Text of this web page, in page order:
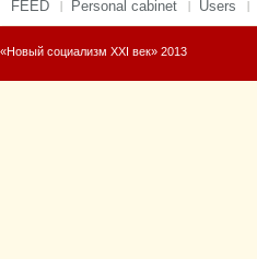
FEED Personal cabinet Users
«Новый социализм XXI век» 2013